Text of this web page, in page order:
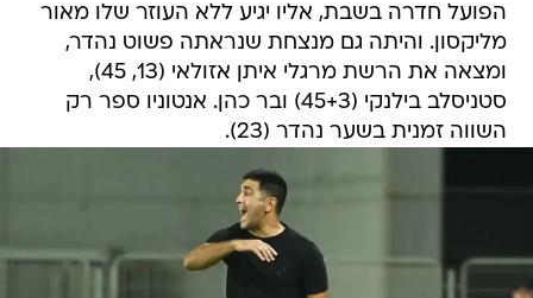
הפועל חדרה בשבת, אליו יגיע ללא העוזר שלו מאור
מליקסון. והיתה גם מנצחת שנראתה פשוט נהדר,
ומצאה את הרשת מרגלי איתן אזולאי (13, 45),
סטניסלב בילנקי (45+3) ובר כהן. אנטוניו ספר רק
השווה זמנית בשער נהדר (23).